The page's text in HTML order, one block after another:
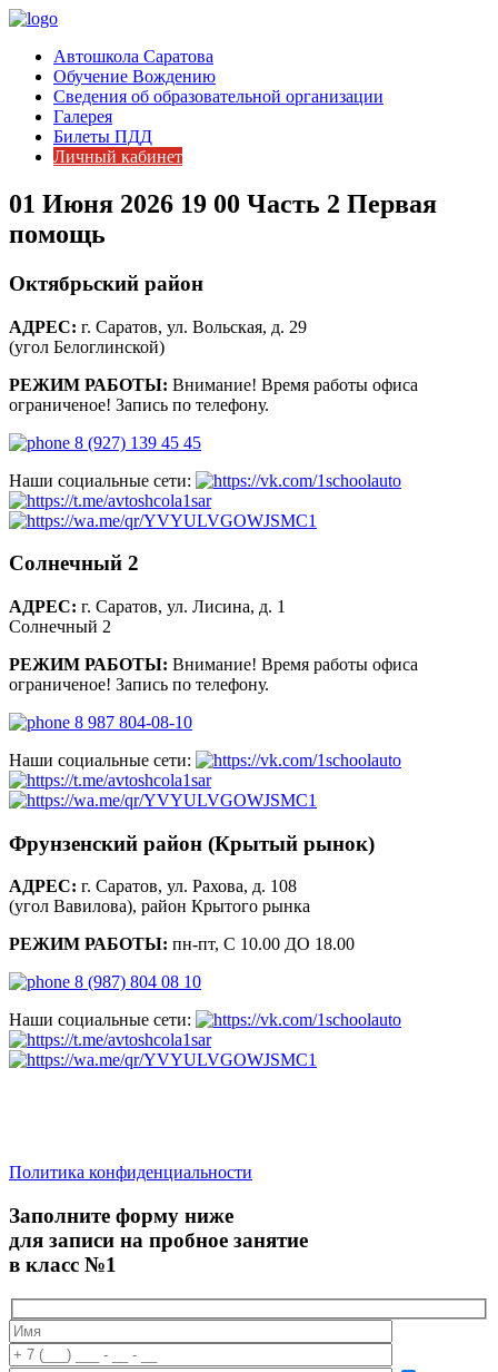
Автошкола Саратова
Обучение Вождению
Сведения об образовательной организации
Галерея
Билеты ПДД
Личный кабинет
01 Июня 2026 19 00 Часть 2 Первая
помощь
Октябрьский район
АДРЕС: г. Саратов, ул. Вольская, д. 29
(угол Белоглинской)
РЕЖИМ РАБОТЫ: Внимание! Время работы офиса
ограниченое! Запись по телефону.
8 (927) 139 45 45
Наши социальные сети:
Солнечный 2
АДРЕС: г. Саратов, ул. Лисина, д. 1
Солнечный 2
РЕЖИМ РАБОТЫ: Внимание! Время работы офиса
ограниченое! Запись по телефону.
8 987 804-08-10
Наши социальные сети:
Фрунзенский район (Крытый рынок)
АДРЕС: г. Саратов, ул. Рахова, д. 108
(угол Вавилова), район Крытого рынка
РЕЖИМ РАБОТЫ: пн-пт, С 10.00 ДО 18.00
8 (987) 804 08 10
Наши социальные сети:
Политика конфиденциальности
Заполните форму ниже
для записи на пробное занятие
в класс №1